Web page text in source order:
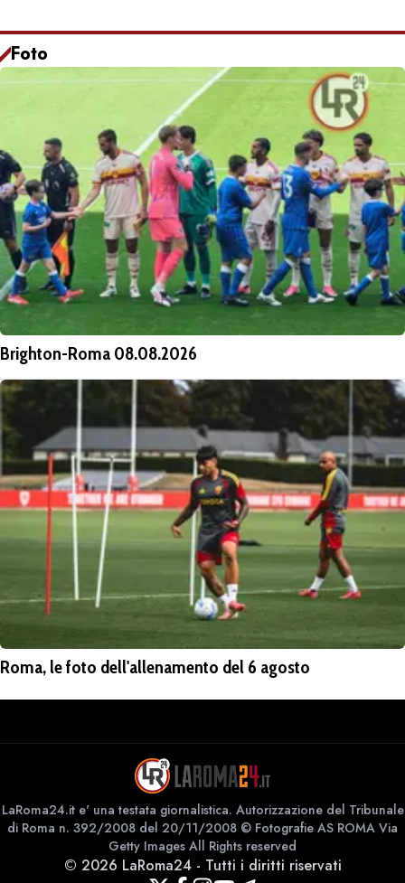
Foto
Brighton-Roma 08.08.2026
Roma, le foto dell'allenamento del 6 agosto
LaRoma24.it e' una testata giornalistica. Autorizzazione del Tribunale
di Roma n. 392/2008 del 20/11/2008 © Fotografie AS ROMA Via
Getty Images All Rights reserved
© 2026 LaRoma24- Tutti i diritti riservati